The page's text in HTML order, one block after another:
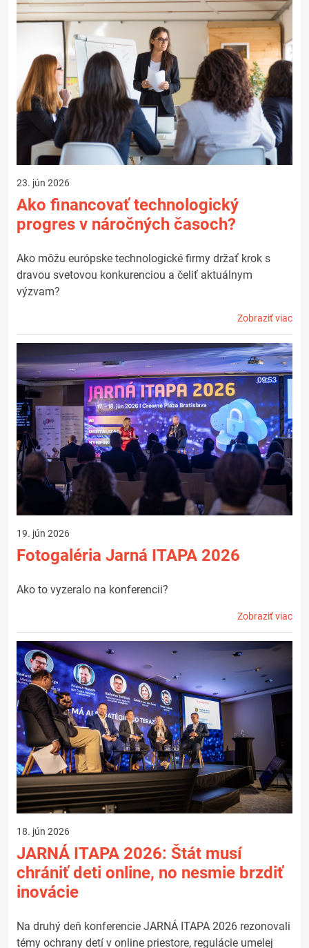
23. jún 2026
Ako financovať technologický
progres v náročných časoch?
Ako môžu európske technologické firmy držať krok s
dravou svetovou konkurenciou a čeliť aktuálnym
výzvam?
Zobraziť viac
19. jún 2026
Fotogaléria Jarná ITAPA 2026
Ako to vyzeralo na konferencii?
Zobraziť viac
18. jún 2026
JARNÁ ITAPA 2026: Štát musí
chrániť deti online, no nesmie brzdiť
inovácie
Na druhý deň konferencie JARNÁ ITAPA 2026 rezonovali
témy ochrany detí v online priestore, regulácie umelej